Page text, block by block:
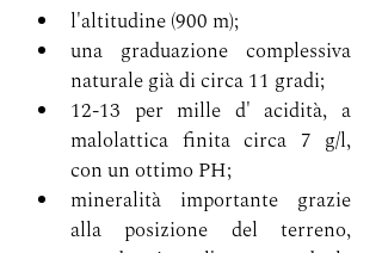
l'altitudine (900 m);
una graduazione complessiva
naturale già di circa 11 gradi;
malolattica finita circa 7 g/l,
con un ottimo PH;
mineralità importante grazie
alla posizione del terreno,